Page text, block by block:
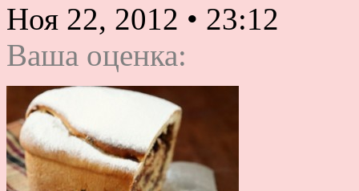
Ноя 22, 2012 • 23:12
Ваша оценка: